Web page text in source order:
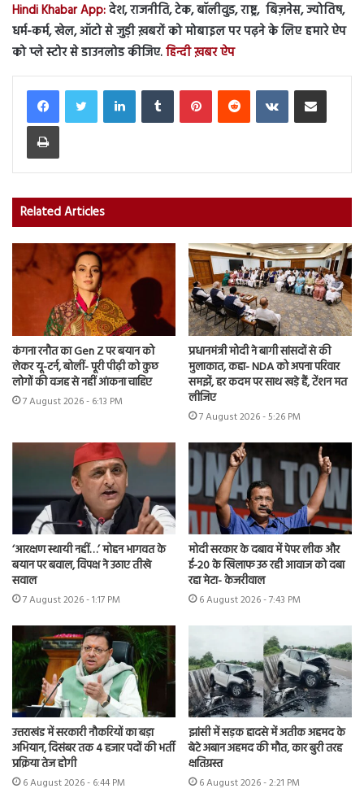
Hindi Khabar App:देश, राजनीति, टेक, बॉलीवुड, राष्ट्र, बिज़नेस, ज्योतिष,
धर्म-कर्म, खेल, ऑटो से जुड़ी ख़बरों को मोबाइल पर पढ़ने के लिए हमारे ऐप
को प्ले स्टोर से डाउनलोड कीजिए.हिन्दी ख़बर ऐप
LinkedInTumblr PinterestReddit VKontakteShare via Email
Print
Related Articles
कंगना रनौत का Gen Z पर बयान को
लेकर यू-टर्न, बोलीं- पूरी पीढ़ी को कुछ
लोगों की वजह से नहीं आंकना चाहिए
7 August 2026 - 6:13 PM
प्रधानमंत्री मोदी ने बागी सांसदों से की
मुलाकात, कहा- NDA को अपना परिवार
समझें, हर कदम पर साथ खड़े हैं, टेंशन मत
लीजिए
7 August 2026 - 5:26 PM
‘आरक्षण स्थायी नहीं…’ मोहन भागवत के
बयान पर बवाल, विपक्ष ने उठाए तीखे
सवाल
7 August 2026 - 1:17 PM
मोदी सरकार के दबाव में पेपर लीक और
ई-20 के खिलाफ उठ रही आवाज को दबा
रहा मेटा- केजरीवाल
6 August 2026 - 7:43 PM
उत्तराखंड में सरकारी नौकरियों का बड़ा
अभियान, दिसंबर तक 4 हजार पदों की भर्ती
प्रक्रिया तेज होगी
6 August 2026 - 6:44 PM
झांसी में सड़क हादसे में अतीक अहमद के
बेटे अबान अहमद की मौत, कार बुरी तरह
क्षतिग्रस्त
6 August 2026 - 2:21 PM